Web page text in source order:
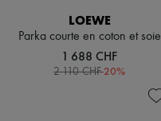
LOEWE
Parka courte en coton et soie
1 688 CHF
2 110 CHF-20%